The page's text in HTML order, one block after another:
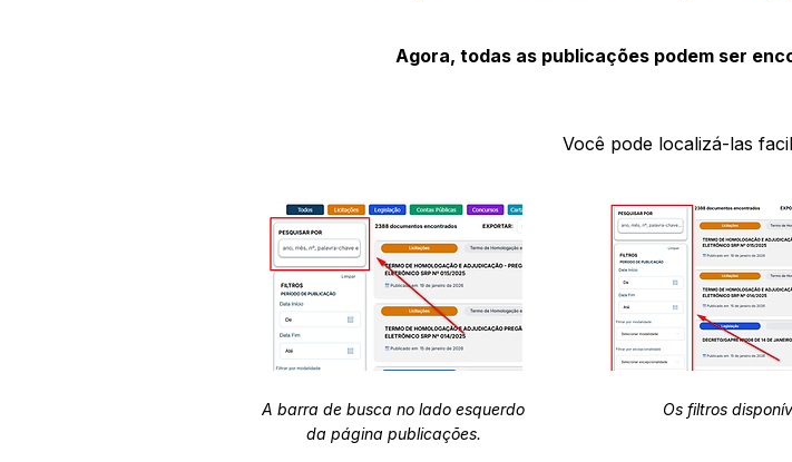
Agora, todas as publicações podem ser
Você pode localizá-las
A barra de busca no lado esquerdo
da página publicações.
Os filtros